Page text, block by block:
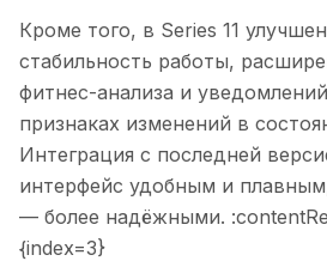
Кроме того, в Series 11
стабильность работы,
фитнес-анализа и
признаках изменений в
Интеграция с последней
интерфейс удобным и
— более надёжными.
{index=3}